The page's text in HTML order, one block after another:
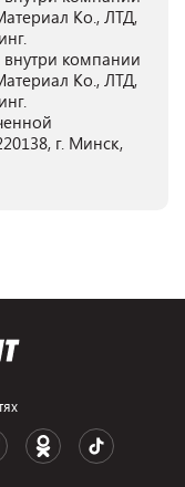
Ко., ЛТД,
внутри компании
Ко., ЛТД,
г. Минск,